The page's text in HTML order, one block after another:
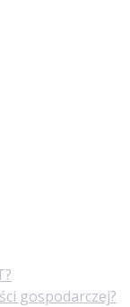
gospodarczej?